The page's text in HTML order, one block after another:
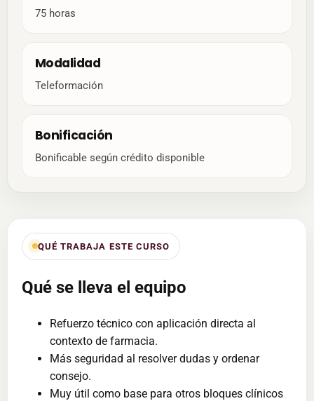
75 horas
Modalidad
Teleformación
Bonificación
Bonificable según crédito disponible
QUÉ TRABAJA ESTE CURSO
Qué se lleva el equipo
Refuerzo técnico con aplicación directa al
contexto de farmacia.
Más seguridad al resolver dudas y ordenar
consejo.
Muy útil como base para otros bloques clínicos